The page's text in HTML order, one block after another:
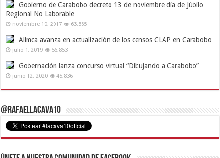
Gobierno de Carabobo decretó 13 de noviembre día de Júbilo
Regional No Laborable
noviembre 10, 2017 63,385
Alimca avanza en actualización de los censos CLAP en Carabobo
julio 1, 2019 56,853
Gobernación lanza concurso virtual “Dibujando a Carabobo”
junio 12, 2020 45,836
@RafaelLacava10